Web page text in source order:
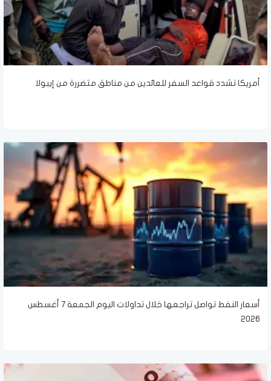
أمريكا تشدد قواعد السفر للعائدين من مناطق متضررة من إيبولا
أسعار النفط تواصل تراجعها خلال تداولات اليوم الجمعة 7 أغسطس
2026